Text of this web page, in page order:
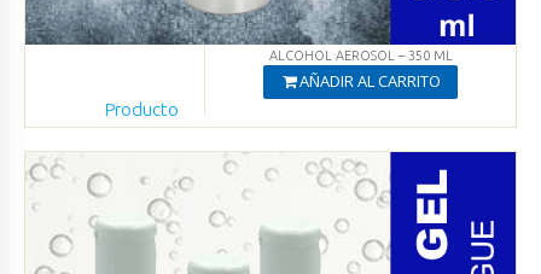
ALCOHOL AEROSOL – 350 ML
AÑADIR AL CARRITO
Producto
Ver productos